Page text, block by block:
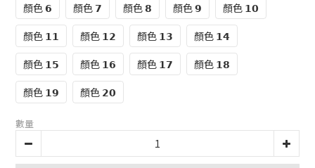
顏色 𝟲
顏色 𝟳 顏色 𝟴 顏色 𝟵
顏色 𝟭𝟬
顏色 𝟭𝟭
顏色 𝟭𝟮 顏色 𝟭𝟯
顏色 𝟭𝟰
顏色 𝟭𝟱
顏色 𝟭𝟲 顏色 𝟭𝟳
顏色 𝟭𝟴
顏色 𝟭𝟵
顏色 𝟮𝟬
數量